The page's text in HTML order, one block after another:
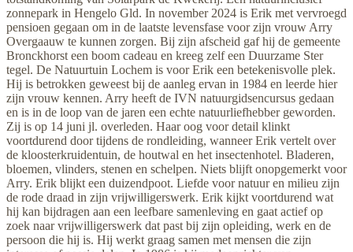
zonnepark in Hengelo Gld. In november 2024 is Erik met vervroegd
pensioen gegaan om in de laatste levensfase voor zijn vrouw Arry
Overgaauw te kunnen zorgen. Bij zijn afscheid gaf hij de gemeente
Bronckhorst een boom cadeau en kreeg zelf een Duurzame Ster
tegel. De Natuurtuin Lochem is voor Erik een betekenisvolle plek.
Hij is betrokken geweest bij de aanleg ervan in 1984 en leerde hier
zijn vrouw kennen. Arry heeft de IVN natuurgidsencursus gedaan
en is in de loop van de jaren een echte natuurliefhebber geworden.
Zij is op 14 juni jl. overleden. Haar oog voor detail klinkt
voortdurend door tijdens de rondleiding, wanneer Erik vertelt over
de kloosterkruidentuin, de houtwal en het insectenhotel. Bladeren,
bloemen, vlinders, stenen en schelpen. Niets blijft onopgemerkt voor
Arry. Erik blijkt een duizendpoot. Liefde voor natuur en milieu zijn
de rode draad in zijn vrijwilligerswerk. Erik kijkt voortdurend wat
hij kan bijdragen aan een leefbare samenleving en gaat actief op
zoek naar vrijwilligerswerk dat past bij zijn opleiding, werk en de
persoon die hij is. Hij werkt graag samen met mensen die zijn